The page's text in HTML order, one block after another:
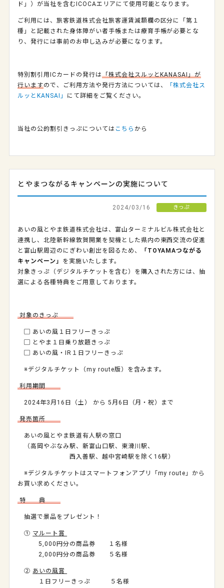
ド」）が当社を含むICOCAエリアにて使用可能となります。
ご利用には、旅客鉄道株式会社旅客運賃減額欄の区分に「第１
種」と記載された身体障がい者手帳または療育手帳が必要とな
り、発行には事前のお申し込みが必要になります。
特別割引用ICカードの発行は「株式会社スルッとKANASAI」が
行いますので、ご利用方法や発行方法については、
「株式会社ス
ルッとKANSAI」 にて詳細をご覧ください。
当社の公的割引きっぷについては こちら から
とやまつながるキャンペーンの実施について
2024/03/16 きっぷ
あいの風とやま鉄道株式会社は、富山ターミナルビル株式会社と
連携し、北陸新幹線敦賀開業を契機とした県内の東西交流の促進
と富山駅周辺のにぎわい創出を図るため、
「TOYAMAつながる
キャンペーン」 を実施いたします。
対象きっぷ（デジタルチケットを含む）を購入された方には、抽
選による各種特典をご用意しております。
対象のきっぷ
▢ あいの風１日フリーきっぷ
▢ とやま１日乗り放題きっぷ
▢ あいの風・IR１日フリーきっぷ
※デジタルチケット（my route版）を含みます。
利用期間
2024年3月16日（土） から 5月6日（月・祝）まで
発売箇所
あいの風とやま鉄道有人駅の窓口
（高岡やぶなみ駅、新富山口駅、東滑川駅、
西入善駅、越中宮崎駅を除く16駅）
※デジタルチケットはスマートフォンアプリ「my route」から
お買い求めください。
特 典
抽選で景品をプレゼント！
① マルート賞
5,000円分の商品券 １名様
2,000円分の商品券 ５名様
② あいの風賞
１日フリーきっぷ ５名様